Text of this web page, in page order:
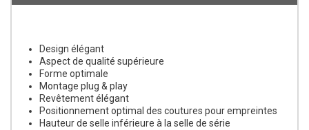
Design élégant
Aspect de qualité supérieure
Forme optimale
Montage plug & play
Revêtement élégant
Positionnement optimal des coutures pour empreintes
Hauteur de selle inférieure à la selle de série